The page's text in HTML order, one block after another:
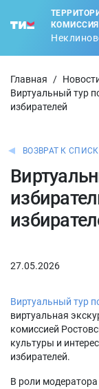
КОМИССИЯ
Главная /
Виртуальный тур
избирателей
ВОЗВРАТ К
27.05.2026
Виртуальный тур
виртуальная
комиссией
культуры и
избирателей.
В роли